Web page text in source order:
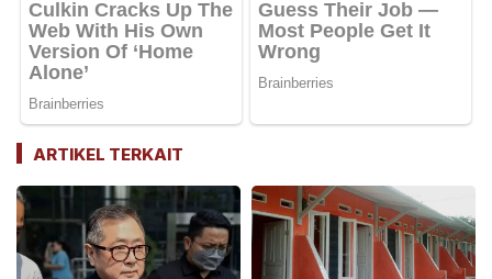
ARTIKEL TERKAIT